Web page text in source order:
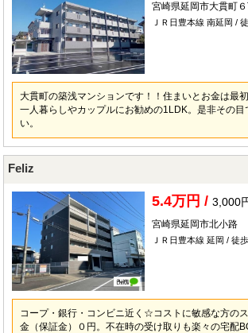
宮崎県延岡市大貫町６
ＪＲ日豊本線 南延岡 /
大貫町の築浅マンションです！！住まいとお金は最
一人暮らしやカップルにお勧めの1LDK。是非その目
い。
Feliz
5.4万円 / 3,000
宮崎県延岡市北小路
ＪＲ日豊本線 延岡 / 徒
コープ・銀行・コンビニ近く☆コストに敏感な方の
金（保証金）０円。不在時の受け取りも楽々の宅配